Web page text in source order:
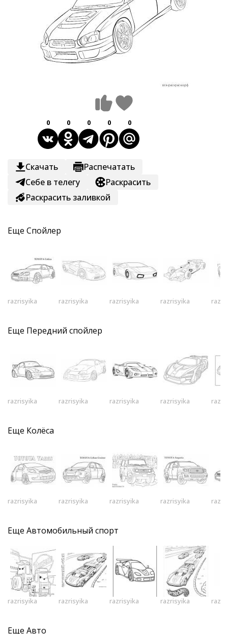
0 0 0 0 0
Скачать
Распечатать
Себе в телегу
Раскрасить
Раскрасить заливкой
Еще Спойлер
razrisyika razrisyika razrisyika razrisyika
Еще Передний спойлер
razrisyika razrisyika razrisyika razrisyika
Еще Колёса
razrisyika razrisyika razrisyika razrisyika
Еще Автомобильный спорт
razrisyika razrisyika razrisyika razrisyika
Еще Авто